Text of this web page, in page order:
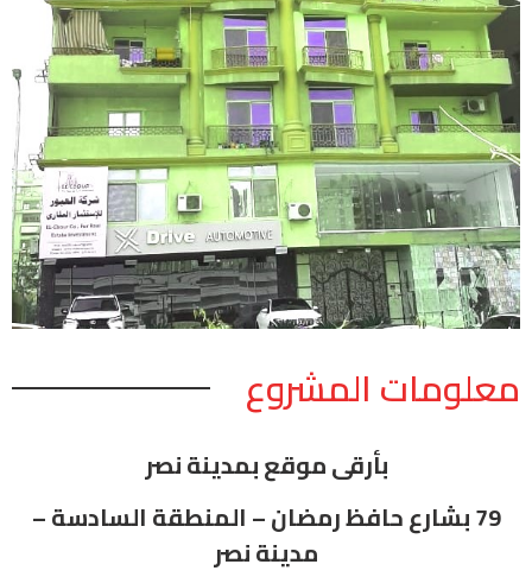
معلومات المشروع
بأرقى موقع بمدينة نصر
79 بشارع حافظ رمضان – المنطقة السادسة –
مدينة نصر